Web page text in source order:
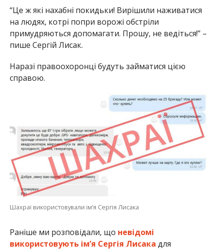
“Це ж які нахабні покидьки! Вирішили наживатися
на людях, котрі попри ворожі обстріли
примудряються допомагати. Прошу, не ведіться!” –
пише Сергій Лисак.
Наразі правоохоронці будуть займатися цією
справою.
Шахраї використовували ім’я Сергія Лисака
Раніше ми розповідали, що невідомі
використовують імʼя Сергія Лисака для